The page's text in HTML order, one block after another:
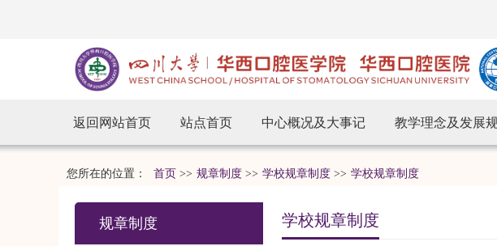
返回网站首页 站点首页 中心概况及大事记 教学理念及发展
您所在的位置： 首页 >> 规章制度 >> 学校规章制度 >> 学校规章制度
规章制度 学校规章制度